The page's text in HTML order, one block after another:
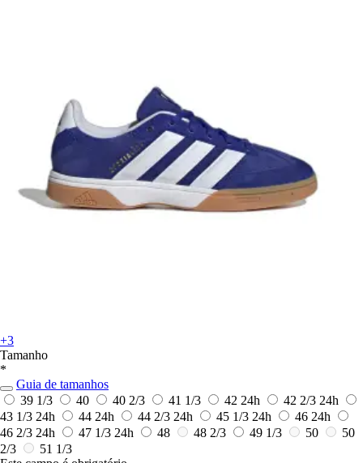
+3
Tamanho
*
Guia de tamanhos
39 1/3
40 40 2/3 41 1/3 42 24h 42 2/3 24h
43 1/3 24h 44 24h 44 2/3 24h 45 1/3 24h 46 24h
46 2/3 24h 47 1/3 24h 48 48 2/3 49 1/3 50
50
2/3
51 1/3